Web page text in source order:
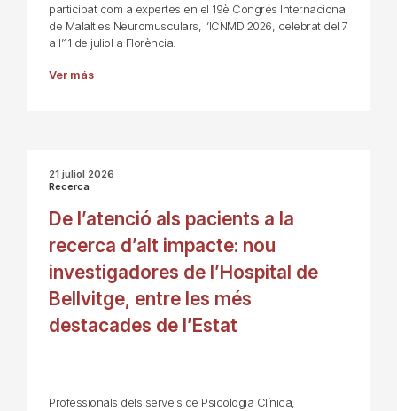
participat com a expertes en el 19è Congrés Internacional
de Malalties Neuromusculars, l’ICNMD 2026, celebrat del 7
a l’11 de juliol a Florència.
Ver más
21 juliol 2026
Recerca
De l’atenció als pacients a la
recerca d’alt impacte: nou
investigadores de l’Hospital de
Bellvitge, entre les més
destacades de l’Estat
Professionals dels serveis de Psicologia Clínica,